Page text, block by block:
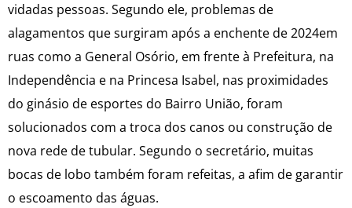
vidadas pessoas. Segundo ele, problemas de
alagamentos que surgiram após a enchente de 2024em
ruas como a General Osório, em frente à Prefeitura, na
Independência e na Princesa Isabel, nas proximidades
do ginásio de esportes do Bairro União, foram
solucionados com a troca dos canos ou construção de
nova rede de tubular. Segundo o secretário, muitas
bocas de lobo também foram refeitas, a afim de garantir
o escoamento das águas.